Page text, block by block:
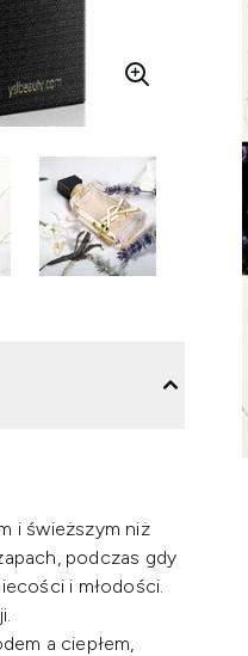
i świeższym niż
podczas gdy
i młodości.
a ciepłem,